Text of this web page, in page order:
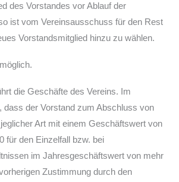
des Vorstandes vor Ablauf der
ist vom Vereinsausschuss für den Rest
Vorstandsmitglied hinzu zu wählen.
die Geschäfte des Vereins. Im
dass der Vorstand zum Abschluss von
Art mit einem Geschäftswert von
für den Einzelfall bzw. bei
im Jahresgeschäftswert von mehr
Zustimmung durch den